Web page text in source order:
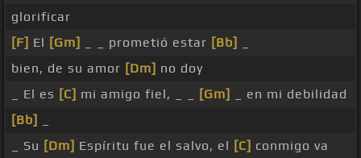
glorificar
[F] El [Gm] _ _ prometió estar [Bb]
bien, de su amor [Dm] no doy
_ El es [C] mi amigo fiel, _ _ [Gm]
_ en mi debilidad
[Bb]
_ Su [Dm] Espíritu fue el salvo, el [C] conmigo va